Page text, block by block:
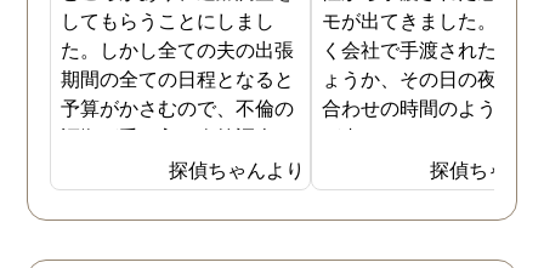
してもらうことにしまし
た。しかし全ての夫の出張
期間の全ての日程となると
予算がかさむので、不倫の
証拠が手に入り次第調査を
打ち切ってもらう契約にし
ました。調査初日、その日
は夫は本当に仕事をしてい
探偵ちゃんより
モが出てきました。おそ
く会社で手渡されたので
ょうか、その日の夜の待
合わせの時間のようなも
が書かれていました。こ
時になんとなく嫌な予感
したので、夫の身辺調査
会社での過ごし方を探偵
探偵ちゃん